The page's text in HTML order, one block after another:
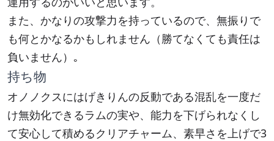
また、かなりの攻撃力を持っているので、無振りで
も何とかなるかもしれません（勝てなくても責任は
負いません）｡
持ち物
オノノクスにはげきりんの反動である混乱を一度だ
け無効化できるラムの実や、能力を下げられなくし
て安心して積めるクリアチャーム、素早さを上げで3